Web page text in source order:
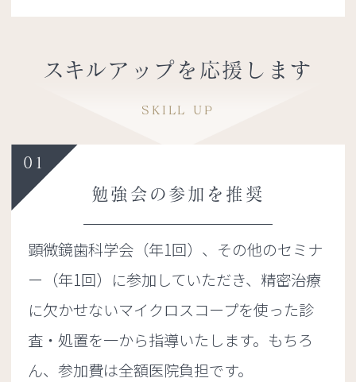
スキルアップを応援します
SKILL UP
01
勉強会の参加を推奨
顕微鏡歯科学会（年1回）、その他のセミナ
ー（年1回）に参加していただき、精密治療
に欠かせないマイクロスコープを使った診
査・処置を一から指導いたします。もちろ
ん、参加費は全額医院負担です。